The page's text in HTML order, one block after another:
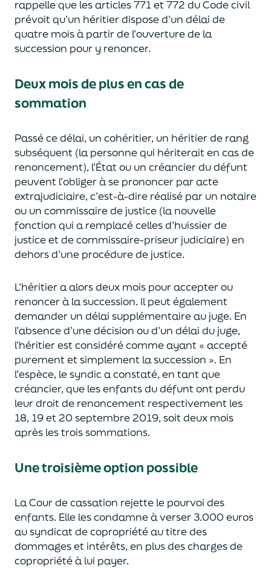
rappelle que les articles 771 et 772 du Code civil
prévoitqu’un héritier dispose d’un délai de
quatre moisà partir de l’ouverture de la
succession pour y renoncer.
Deux mois de plusen cas de
sommation
Passé ce délai, un cohéritier, un héritier de rang
subséquent (lapersonne qui hériteraiten cas de
renoncement), l’État ou un créancier du défunt
peuvent l’obligerà se prononcer par acte
extrajudiciaire, c’est-à-dire réalisé par un notaire
ou un commissaire de justice (la nouvelle
fonction qui a remplacécelles d’huissier de
justice et decommissaire-priseur judiciaire) en
dehors d’une procédure de justice.
L’héritier a alors deux mois pour accepter ou
renoncer à lasuccession. Il peut également
demander un délai supplémentaire au juge. En
l’absence d’une décision ou d’un délai du juge,
l’héritier est considéré comme ayant « accepté
purement et simplement la succession ». En
l’espèce, lesyndic a constaté, en tant que
créancier, que les enfants du défunt ont perdu
leurdroit de renoncement respectivement les
18, 19 et 20 septembre 2019, soit deux mois
après les trois sommations.
Une troisième option possible
La Cour de cassation rejette le pourvoi des
enfants. Elle les condamne à verser 3.000 euros
au syndicat de copropriétéau titre des
dommages et intérêts, en plus des charges de
copropriété à lui payer.